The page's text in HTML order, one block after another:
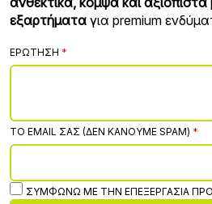
εξαρτήματα για premium
ΕΡΏΤΗΣΗ
ΤΟ EMAIL ΣΑΣ (ΔΕΝ ΚΆΝΟΥΜΕ SPAM)
ΣΥΜΦΩΝΏ ΜΕ ΤΗΝ ΕΠΕΞΕΡΓΑΣΊΑ